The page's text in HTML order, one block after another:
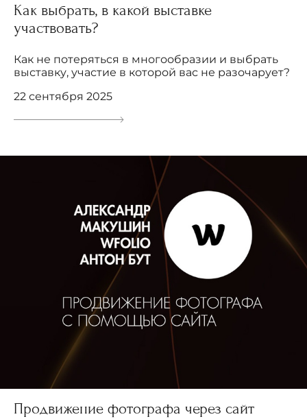
Как выбрать, в какой выставке
участвовать?
Как не потеряться в многообразии и выбрать
выставку, участие в которой вас не разочарует?
22 сентября 2025
Продвижение фотографа через сайт